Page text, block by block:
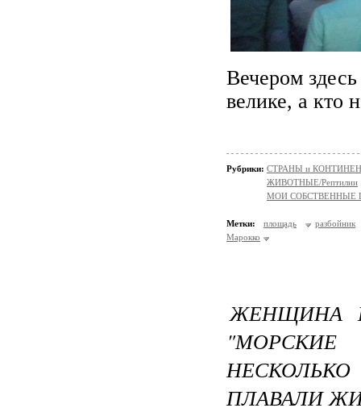
Вечером
велике, а кто
Рубрики: СТРАНЫ и
ЖИВОТНЫЕ/Рептилии
МОИ СОБСТВЕННЫЕ
Метки: площадь
разбойник
Марокко
ЖЕНЩИНА
ПЛАВАЛИ